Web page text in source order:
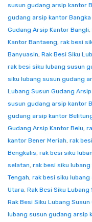
susun gudang arsip kantor
gudang arsip kantor Bangka
Gudang Arsip Kantor Bangli,
Kantor Bantaeng, rak besi
Banyuasin, Rak Besi Siku
rak besi siku lubang susun
siku lubang susun gudang
Lubang Susun Gudang
susun gudang arsip kantor
gudang arsip kantor
Gudang Arsip Kantor Belu,
kantor Bener Meriah, rak
Bengkalis, rak besi siku
selatan, rak besi siku
Tengah, rak besi siku
Utara, Rak Besi Siku
Rak Besi Siku Lubang
lubang susun gudang arsip